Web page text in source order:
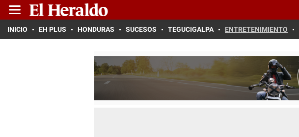
INICIO EH PLUS HONDURAS SUCESOS TEGUCIGALPA ENTRETENIMIENTO